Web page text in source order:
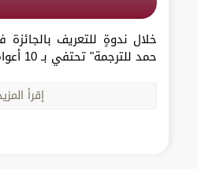
خلال ندوةٍ للتعريف
حمد للترجمة" تحتفي بـ 10 أعوامٍ من العطاء و...
إقرأ